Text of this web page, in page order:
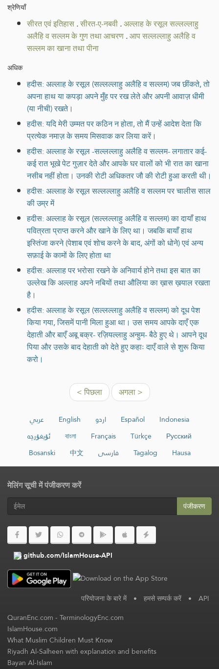
श्रेणियाँ
सीरत एवं इतिहास.सीरत-ए-नबवी.अल्लाह के रसूल सल्लल्लाहु
अलैहि व सल्लम के गुण तथा आचरण.आप सल्लल्लाहु अलैहि व
सल्लम का खाना तथा पीना
अधिक
हदीस: अल्लाह के रसूल (सल्लल्लाहु अलैहि व सल्लम) जब छींकते, तो
अपना हाथ या कपड़ा अपने मुँह पर रख लेते और अपनी आवाज़ धीमी
(या नीची) रखते।
हदीस: यदि मेरी उम्मत पर कठिन न होता, तो मैं उन्हें आदेश देता कि
प्रत्येक नमाज़ के समय मिसवाक कर लिया करें।
हदीस: अल्लाह के रसूल -सल्लल्लाहु अलैहि व सल्लम- लगातार कई-
कई रात भूखे पेट गुज़ार देते और आपके घर वालों को भी रात का खाना
नसीब नहीं होता। उनकी रोटी अधिकतर जौ की रोटी हुआ करती थी।
हदीस: अल्लाह के रसूल सल्लल्लाहु अलैहि व सल्लम पर चालीस साल
की उम्र में
हदीस: अल्लाह के रसूल (सल्लल्लाहु अलैहि व सल्लम) का दायाँ हाथ
पवित्रता प्राप्त करने और खाने के लिए था। जबकि बायाँ हाथ
इस्तिंजा करने (पेशाब एवं शोच करने के बाद, अंगों को धोने) एवं अन्य
सफ़ाई के कामों के लिए होता था
हदीस: अल्लाह पर भरोसा रखने के अनिवार्य होने तथा इस बात का
उल्लेख कि अल्लाह अपने नबियों तथा औलिया का ख़ास ख़याल रखता
है।
हदीस: अल्लाह के रसूल (सल्लल्लाहु अलैहि व सल्लम) को दूध पेश
किया गया, जिसमें पानी मिला हुआ था। उस समय आपके दाएँ एक
देहाती और बाएँ अबू बक्र- रज़ियल्लाहु अन्हुम- बैठे हुए थे। आपने दूध
पिया और उसके बाद देहाती को देते हुए कहाः दाएँ वाले से शुरू किया
करो।
< पिछला अगला >
عربي English اردو Español
Indonesia
ئۇيغۇرچە
বাংলা Français Türkçe
Русский
Bosanski
中文 فارسی Tagalog Hausa
मेलिंग सूची में पंजीकरण करें
पंजीकरण
github.com/IslamHouse-API
परियोजना के बारे में • हमसे सम्पर्क करें • API
QuranEnc.com-TerminologyEnc.com
IslamHouse.com
What Muslim Children Must Know
Riyadh Al-Salheen with explanation and benefits
Bayan Al-Islam